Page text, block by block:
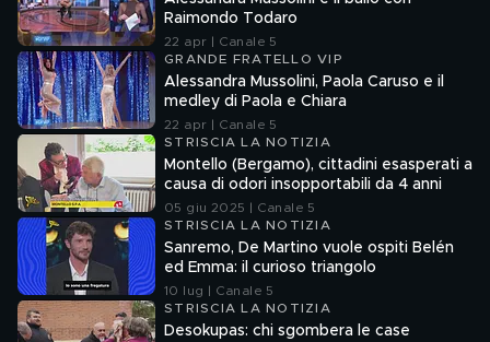
Raimondo Todaro
22 apr | Canale 5
GRANDE FRATELLO VIP
Alessandra Mussolini, Paola Caruso e il
medley di Paola e Chiara
22 apr | Canale 5
STRISCIA LA NOTIZIA
Montello (Bergamo), cittadini esasperati a
causa di odori insopportabili da 4 anni
05 giu 2025 | Canale 5
STRISCIA LA NOTIZIA
Sanremo, De Martino vuole ospiti Belén
ed Emma: il curioso triangolo
10 lug | Canale 5
STRISCIA LA NOTIZIA
Desokupas: chi sgombera le case